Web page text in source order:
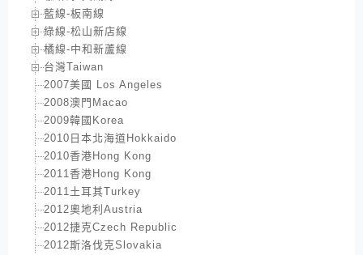
藍線-板南線
綠線-松山新店線
橘線-中和新蘆線
台灣Taiwan
2007美國 Los Angeles
2008澳門Macao
2009韓國Korea
2010日本北海道Hokkaido
2010香港Hong Kong
2011香港Hong Kong
2011土耳其Turkey
2012奧地利Austria
2012捷克Czech Republic
2012斯洛伐克Slovakia